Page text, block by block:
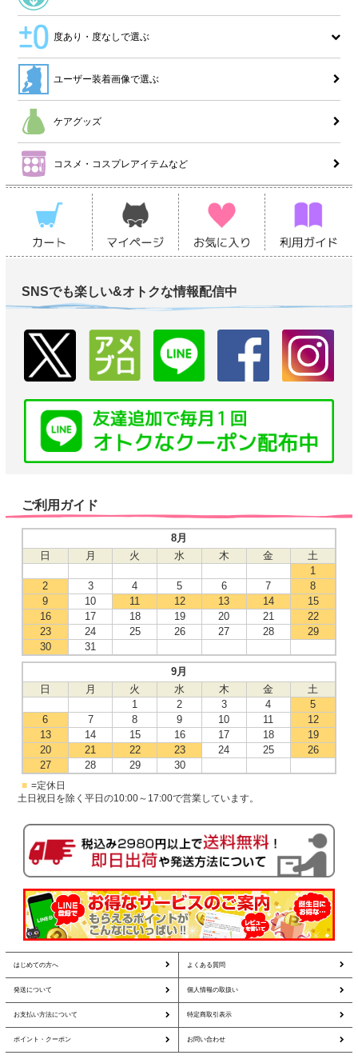
度あり・度なしで選ぶ
ユーザー装着画像で選ぶ
ケアグッズ
コスメ・コスプレアイテムなど
SNSでも楽しい&オトクな情報配信中
ご利用ガイド
8月
日
月 火 水 木 金
土
1
2
3 4 5 6 7
8
9
10 11 12 13 14
15
16
17 18 19 20 21
22
23
24 25 26 27 28
29
30
31
9月
日
月 火 水 木 金
土
1
2 3 4
5
6
7 8 9 10 11
12
13
14 15 16 17 18
19
20
21 22 23 24 25
26
27
28 29 30
■ =定休日
土日祝日を除く平日の10:00～17:00で営業しています。
はじめての方へ よくある質問
発送について 個人情報の取扱い
お支払い方法について 特定商取引表示
ポイント・クーポン お問い合わせ